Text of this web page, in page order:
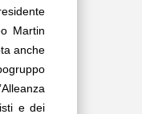
Martin
anche
e dei